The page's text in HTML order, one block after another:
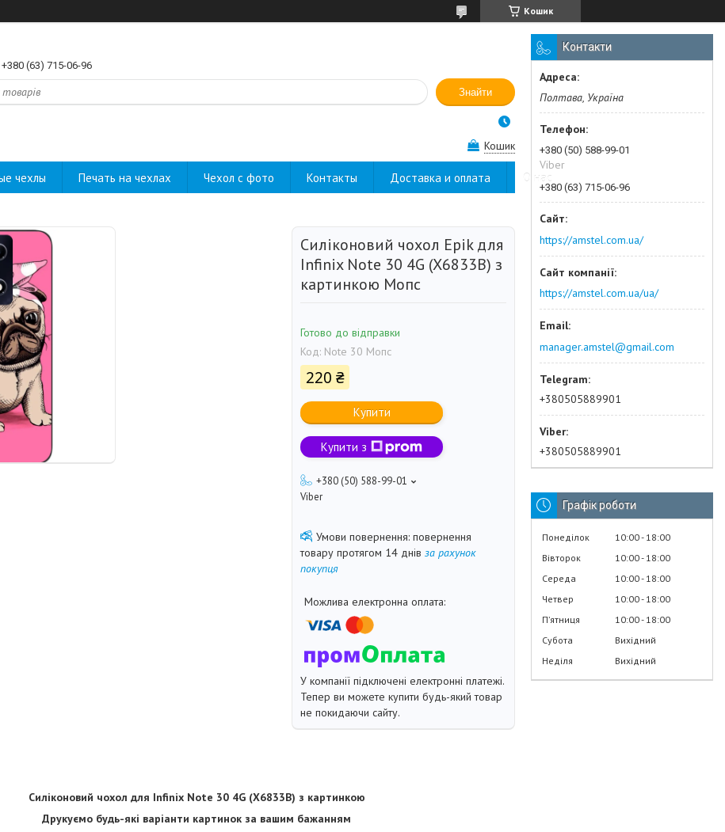
Кошик
+380 (63) 715-06-96
Знайти
Кошик
чехлы Печать на чехлах Чехол с фото Контакты Доставка и оплата О нас
Силіконовий чохол Epik для
Infinix Note 30 4G (X6833B) з
картинкою Мопс
Готово до відправки
Код: Note 30 Мопс
220 ₴
Купити
Купити з
+380 (50) 588-99-01
Viber
повернення
товару протягом 14 днів за рахунок
покупця
У компанії підключені електронні платежі.
Тепер ви можете купити будь-який товар
не покидаючи сайту.
Силіконовий чохол для Infinix Note 30 4G (X6833B) з картинкою
Друкуємо будь-які варіанти картинок за вашим бажанням
Контакти
Полтава, Україна
+380 (50) 588-99-01
Viber
+380 (63) 715-06-96
https://amstel.com.ua/
https://amstel.com.ua/ua/
manager.amstel@gmail.com
+380505889901
+380505889901
Графік роботи
Понеділок 10:00 18:00
Вівторок
10:00 18:00
Середа
10:00 18:00
Четвер
10:00 18:00
Пʼятниця
10:00 18:00
Субота
Вихідний
Неділя
Вихідний